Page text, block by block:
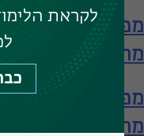
מפגש עם
מתקדמים
מפגש עם
מתקדמים
לקראת